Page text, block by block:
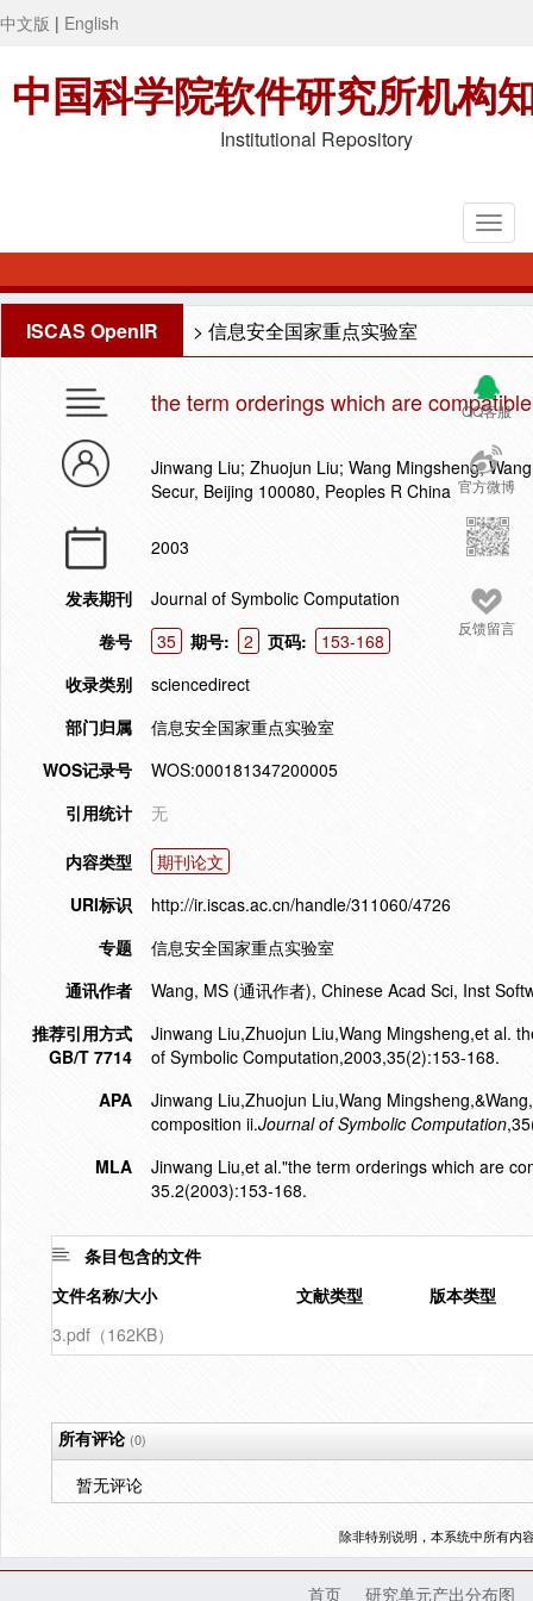
中文版 | English
中国科学院软件研究所机构
Institutional Repository
ISCAS OpenIR > 信息安全国家重点实验室
QQ客服
官方微博
反馈留言
the term orderings which are
Jinwang Liu; Zhuojun Liu; Wang Mingsheng;
Secur, Beijing 100080, Peoples R China
2003
发表期刊
Journal of Symbolic Computation
卷号
35 期号: 2 页码:
153-168
收录类别
sciencedirect
部门归属
信息安全国家重点实验室
WOS记录号
WOS:000181347200005
引用统计
无
内容类型
期刊论文
URI标识
http://ir.iscas.ac.cn/handle/311060/4726
专题
信息安全国家重点实验室
通讯作者
Wang, MS (通讯作者), Chinese Acad Sci, Inst
推荐引用方式
GB/T 7714
Jinwang Liu,Zhuojun Liu,Wang Mingsheng,et al.
of Symbolic Computation,2003,35(2):153-168.
APA
Jinwang Liu,Zhuojun Liu,Wang
composition ii.Journal of Symbolic Computation
MLA
Jinwang Liu,et al."the term orderings which are
35.2(2003):153-168.
条目包含的文件
文件名称/大小
文献类型
版本类型
3.pdf（162KB）
所有评论(0)
暂无评论
除非特别说明，本系统中所有内
首页 研究单元产出分布图